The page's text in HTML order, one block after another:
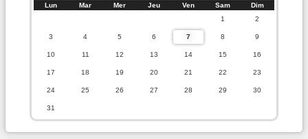
Lun Mar Mer Jeu Ven Sam
Dim
1
2
3 4 5 6 7 8 9
10 11 12 13 14 15 16
17 18 19 20 21 22 23
24 25 26 27 28 29 30
31